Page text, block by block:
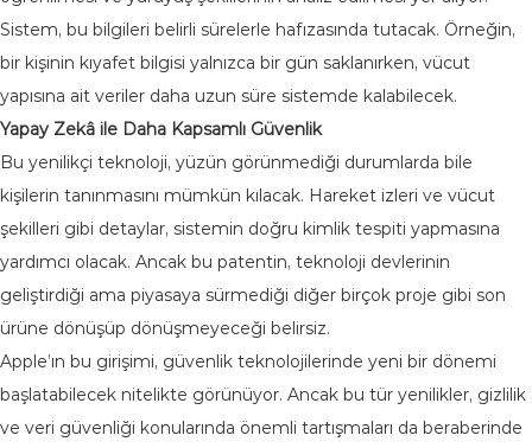
Sistem, bu bilgileri belirli sürelerle hafızasında tutacak. Örneğin,
bir kişinin kıyafet bilgisi yalnızca bir gün saklanırken, vücut
yapısına ait veriler daha uzun süre sistemde kalabilecek.
Yapay Zekâ ile Daha Kapsamlı Güvenlik
Bu yenilikçi teknoloji, yüzün görünmediği durumlarda bile
kişilerin tanınmasını mümkün kılacak. Hareket izleri ve vücut
şekilleri gibi detaylar, sistemin doğru kimlik tespiti yapmasına
yardımcı olacak. Ancak bu patentin, teknoloji devlerinin
geliştirdiği ama piyasaya sürmediği diğer birçok proje gibi son
ürüne dönüşüp dönüşmeyeceği belirsiz.
Apple’ın bu girişimi, güvenlik teknolojilerinde yeni bir dönemi
başlatabilecek nitelikte görünüyor. Ancak bu tür yenilikler, gizlilik
ve veri güvenliği konularında önemli tartışmaları da beraberinde